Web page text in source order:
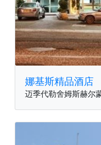
娜基斯精品酒店
迈季代勒舍姆斯赫尔